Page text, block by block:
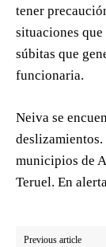
tener
situaciones que
súbitas que
funcionaria.
Neiva se
deslizamientos.
municipios de
Teruel. En
Previous article